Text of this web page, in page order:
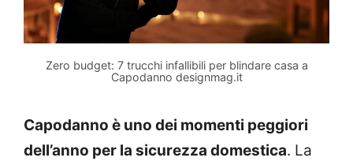
Zero budget: 7 trucchi infallibili per blindare casa a
Capodanno designmag.it
Capodanno è uno dei momenti peggiori
dell’anno per la sicurezza domestica. La